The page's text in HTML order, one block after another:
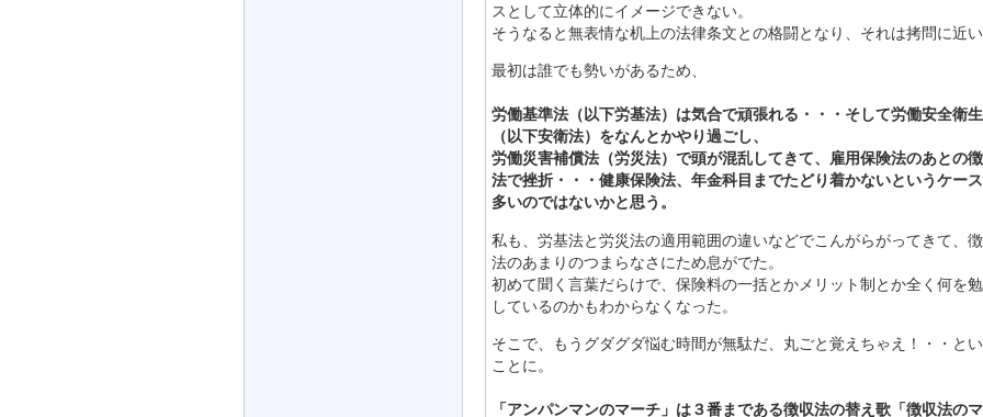
スとして立体的にイメージできない。
そうなると無表情な机上の法律条文との格闘となり、それは拷問に近い
最初は誰でも勢いがあるため、
労働基準法（以下労基法）は気合で頑張れる・・・そして労働安全衛
（以下安衛法）をなんとかやり過ごし、
労働災害補償法（労災法）で頭が混乱してきて、雇用保険法のあとの
法で挫折・・・健康保険法、年金科目までたどり着かないというケー
多いのではないかと思う。
私も、労基法と労災法の適用範囲の違いなどでこんがらがってきて、
法のあまりのつまらなさにため息がでた。
初めて聞く言葉だらけで、保険料の一括とかメリット制とか全く何を
しているのかもわからなくなった。
そこで、もうグダグダ悩む時間が無駄だ、丸ごと覚えちゃえ！・・とい
ことに。
「アンパンマンのマーチ」は３番まである徴収法の替え歌「徴収法の